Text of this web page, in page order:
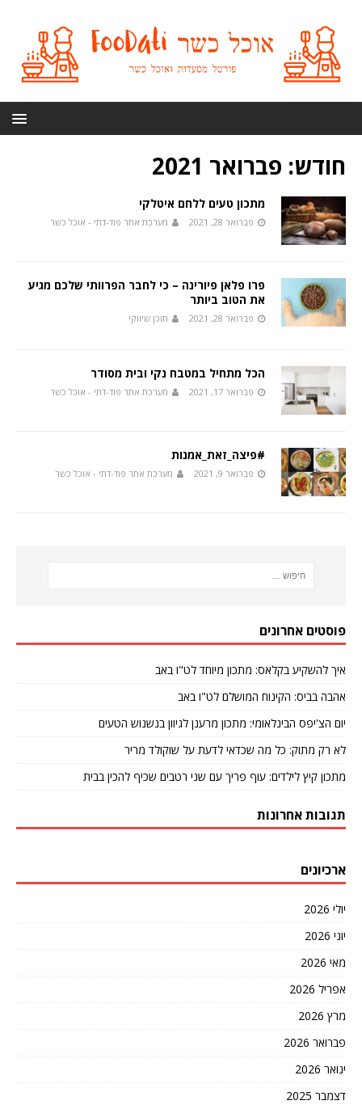
חודש: פברואר 2021
מתכון טעים ללחם איטלקי
פברואר 28, 2021 מערכת אתר פוד-דתי - אוכל כשר
פרו פלאן פיורינה – כי לחבר הפרוותי שלכם מגיע
את הטוב ביותר
פברואר 28, 2021 תוכן שיווקי
הכל מתחיל במטבח נקי ובית מסודר
פברואר 17, 2021 מערכת אתר פוד-דתי - אוכל כשר
#פיצה_זאת_אמנות
פברואר 9, 2021 מערכת אתר פוד-דתי - אוכל כשר
פוסטים אחרונים
איך להשקיע בקלאס: מתכון מיוחד לט"ו באב
אהבה בביס: הקינוח המושלם לט"ו באב
יום הצ'יפס הבינלאומי: מתכון מרענן לגיוון בנשנוש הטעים
לא רק מתוק: כל מה שכדאי לדעת על שוקולד מריר
מתכון קיץ לילדים: עוף פריך עם שני רטבים שכיף להכין בבית
תגובות אחרונות
ארכיונים
יולי 2026
יוני 2026
מאי 2026
אפריל 2026
מרץ 2026
פברואר 2026
ינואר 2026
דצמבר 2025